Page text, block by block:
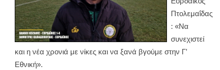
Πτολεμαΐδας
: «Να
συνεχιστεί
και η νέα χρονιά με νίκες και να ξανά βγούμε στην Γ’
Εθνική».